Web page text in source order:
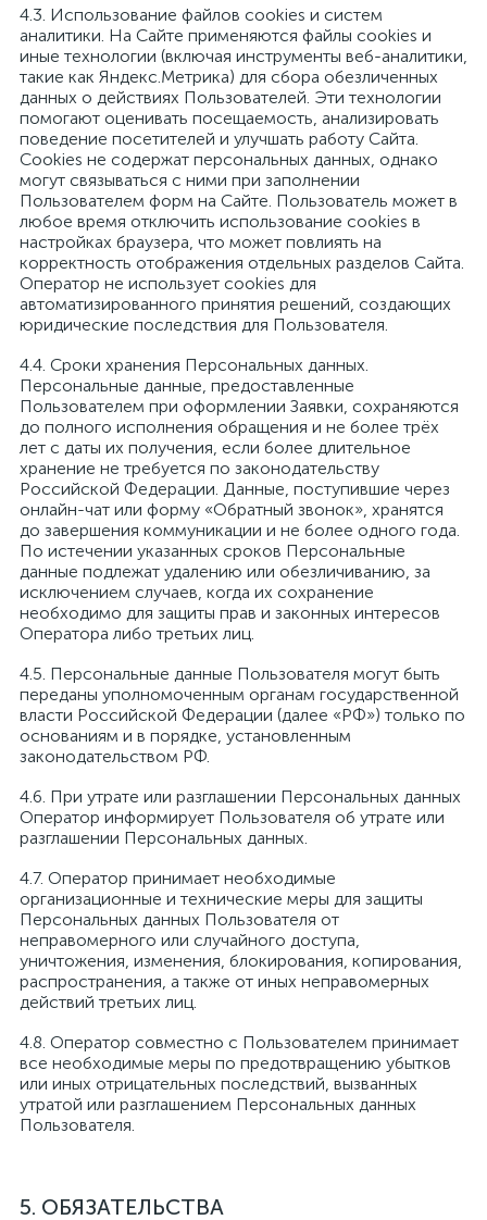
4.3. Использование файлов cookies и систем
аналитики. На Сайте применяются файлы cookies и
иные технологии (включая инструменты веб-аналитики,
такие как Яндекс.Метрика) для сбора обезличенных
данных о действиях Пользователей. Эти технологии
помогают оценивать посещаемость, анализировать
поведение посетителей и улучшать работу Сайта.
Cookies не содержат персональных данных, однако
могут связываться с ними при заполнении
Пользователем форм на Сайте. Пользователь может в
любое время отключить использование cookies в
настройках браузера, что может повлиять на
корректность отображения отдельных разделов Сайта.
Оператор не использует cookies для
автоматизированного принятия решений, создающих
юридические последствия для Пользователя.
4.4. Сроки хранения Персональных данных.
Персональные данные, предоставленные
Пользователем при оформлении Заявки, сохраняются
до полного исполнения обращения и не более трёх
лет с даты их получения, если более длительное
хранение не требуется по законодательству
Российской Федерации. Данные, поступившие через
онлайн-чат или форму «Обратный звонок», хранятся
до завершения коммуникации и не более одного года.
По истечении указанных сроков Персональные
данные подлежат удалению или обезличиванию, за
исключением случаев, когда их сохранение
необходимо для защиты прав и законных интересов
Оператора либо третьих лиц.
4.5. Персональные данные Пользователя могут быть
переданы уполномоченным органам государственной
власти Российской Федерации (далее «РФ») только по
основаниям и в порядке, установленным
законодательством РФ.
4.6. При утрате или разглашении Персональных данных
Оператор информирует Пользователя об утрате или
разглашении Персональных данных.
4.7. Оператор принимает необходимые
организационные и технические меры для защиты
Персональных данных Пользователя от
неправомерного или случайного доступа,
уничтожения, изменения, блокирования, копирования,
распространения, а также от иных неправомерных
действий третьих лиц.
4.8. Оператор совместно с Пользователем принимает
все необходимые меры по предотвращению убытков
или иных отрицательных последствий, вызванных
утратой или разглашением Персональных данных
Пользователя.
5. ОБЯЗАТЕЛЬСТВА